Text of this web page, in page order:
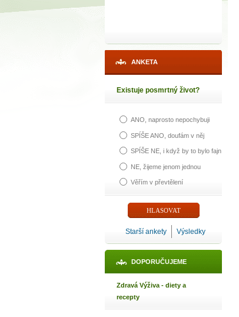
ANKETA
Existuje posmrtný život?
ANO, naprosto nepochybuji
SPÍŠE ANO, doufám v něj
SPÍŠE NE, i když by to bylo fajn
NE, žijeme jenom jednou
Věřím v převtělení
Starší ankety Výsledky
DOPORUČUJEME
Zdravá Výživa - diety a
recepty